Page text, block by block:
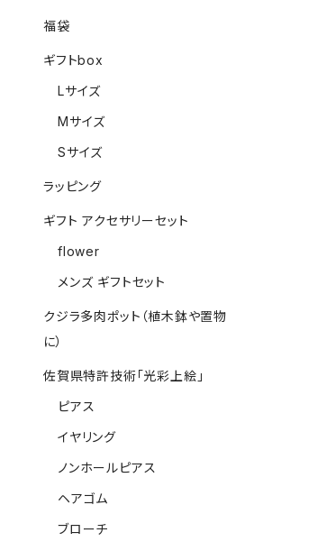
福袋
ギフトbox
Lサイズ
Mサイズ
Sサイズ
ラッピング
ギフト アクセサリーセット
flower
メンズ ギフトセット
クジラ多肉ポット（植木鉢や置物
に）
佐賀県特許技術「光彩上絵」
ピアス
イヤリング
ノンホールピアス
ヘアゴム
ブローチ